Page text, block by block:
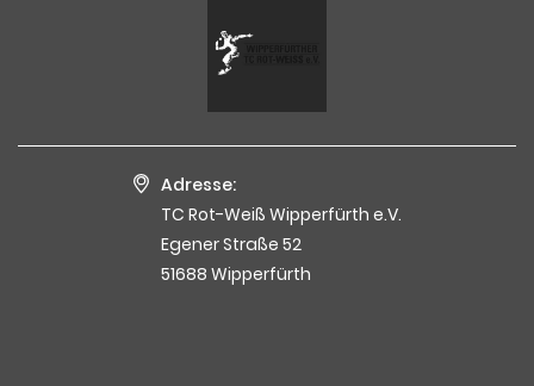
Adresse:
TC Rot-Weiß Wipperfürth e.V.
Egener Straße 52
51688 Wipperfürth